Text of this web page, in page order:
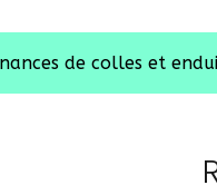
de colles et